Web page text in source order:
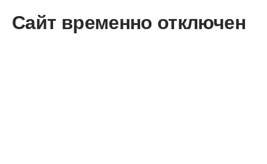
Сайт временно отключен